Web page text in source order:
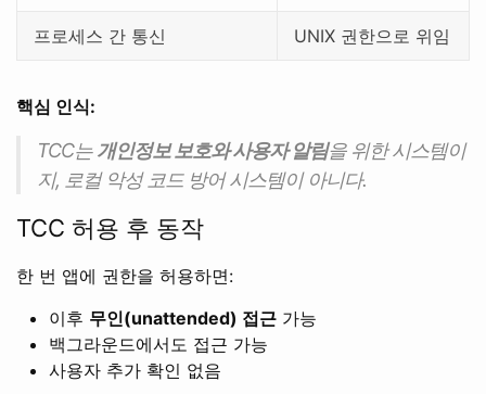
프로세스 간 통신 UNIX 권한으로 위임
핵심 인식:
TCC는개인정보 보호와 사용자 알림을 위한 시스템이
지, 로컬 악성 코드 방어 시스템이 아니다.
TCC 허용 후 동작
한 번 앱에 권한을 허용하면:
이후 무인(unattended) 접근 가능
백그라운드에서도 접근 가능
사용자 추가 확인 없음